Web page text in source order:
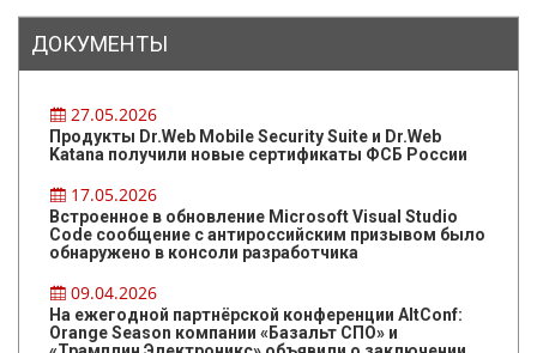
ДОКУМЕНТЫ
27.05.2026
Продукты Dr.Web Mobile Security Suite и Dr.Web
Katana получили новые сертификаты ФСБ России
17.05.2026
Встроенное в обновление Microsoft Visual Studio
Code сообщение с антироссийским призывом было
обнаружено в консоли разработчика
09.04.2026
На ежегодной партнёрской конференции AltConf:
Orange Season компании «Базальт СПО» и